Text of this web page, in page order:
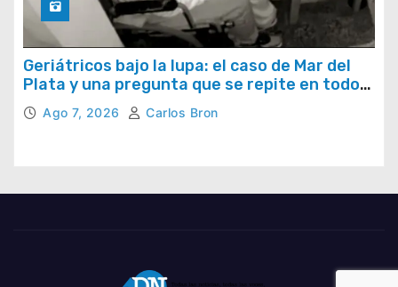
Geriátricos bajo la lupa: el caso de Mar del
Plata y una pregunta que se repite en todo
el país
Ago 7, 2026 Carlos Bron